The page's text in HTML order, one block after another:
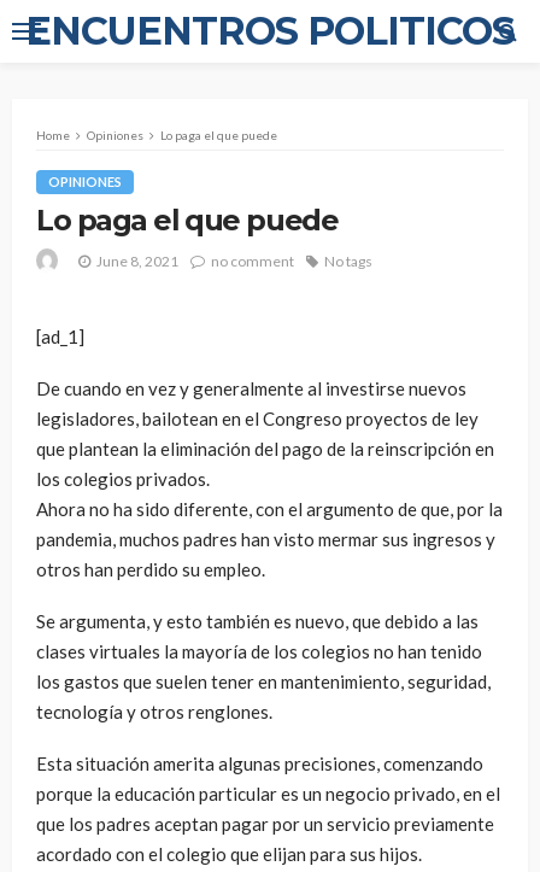
ENCUENTROS POLITICOS
Home Opiniones Lo paga el que puede
OPINIONES
Lo paga el que puede
June 8, 2021 no comment No tags
[ad_1]
De cuando en vez y generalmente al investirse nuevos
legisladores, bailotean en el Congreso proyectos de ley
que plantean la eliminación del pago de la reinscripción en
los colegios privados.
Ahora no ha sido diferente, con el argumento de que, por la
pandemia, muchos padres han visto mermar sus ingresos y
otros han perdido su empleo.
Se argumenta, y esto también es nuevo, que debido a las
clases virtuales la mayoría de los colegios no han tenido
los gastos que suelen tener en mantenimiento, seguridad,
tecnología y otros renglones.
Esta situación amerita algunas precisiones, comenzando
porque la educación particular es un negocio privado, en el
que los padres aceptan pagar por un servicio previamente
acordado con el colegio que elijan para sus hijos.